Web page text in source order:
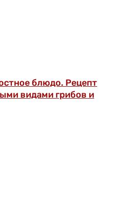
блюдо. Рецепт
видами грибов и